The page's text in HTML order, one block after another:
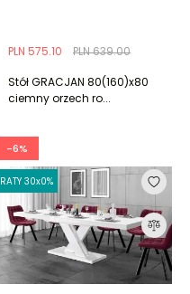
PLN 639.00
PLN 575.10
Stół GRACJAN 80(160)x80
ciemny orzech ro...
-6%
RATY 30x0%